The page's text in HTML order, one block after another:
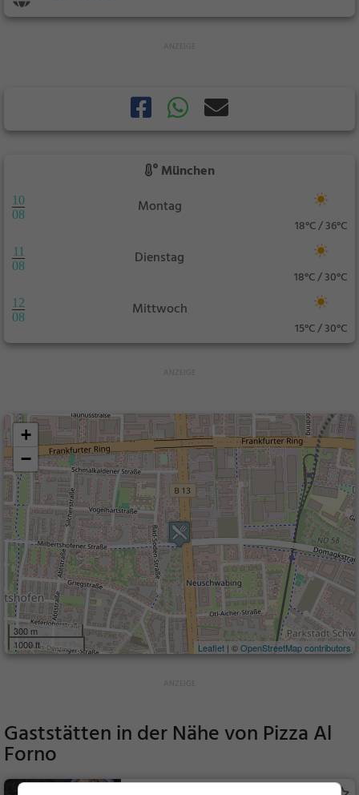
München
10
08
Montag
18°C / 36°C
11
08
Dienstag
18°C / 30°C
12
08
Mittwoch
15°C / 30°C
+
−
300 m
1000 ft
Leaflet | ©OpenStreetMap contributors
Gaststätten in der Nähe von Pizza Al
Forno